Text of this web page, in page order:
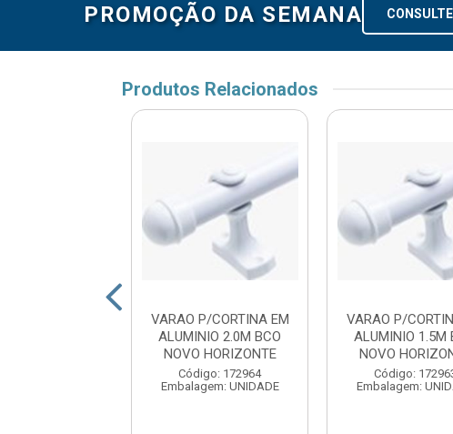
PROMOÇÃO DA SEMANA
Produtos Relacionados
VARAO P/CORTINA EM
ALUMINIO 2.0M BCO
NOVO HORIZONTE
Código: 172964
Embalagem: UNIDADE
VARAO P/
ALUMINIO 1.5M
NOVO
Código:
Embalagem: